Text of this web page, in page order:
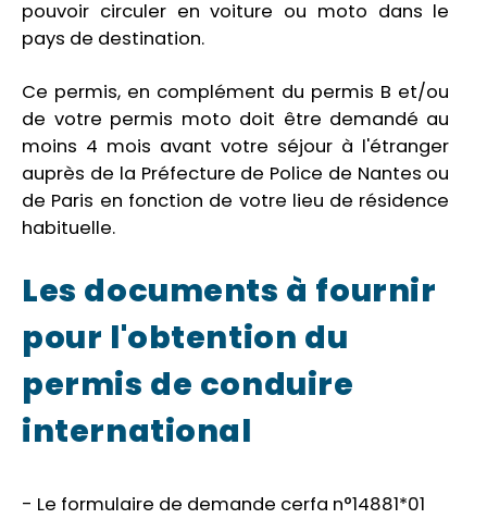
pouvoir circuler en voiture ou moto dans le
pays de destination.
Ce permis, en complément du permis B et/ou
de votre permis moto doit être demandé au
moins 4 mois avant votre séjour à l'étranger
auprès de la Préfecture de Police de Nantes ou
de Paris en fonction de votre lieu de résidence
habituelle.
Les documents à fournir
pour l'obtention du
permis de conduire
international
- Le formulaire de demande cerfa n°14881*01